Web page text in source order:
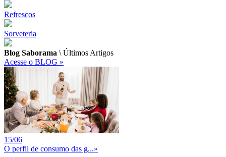
Refrescos
Sorveteria
Blog Saborama \ Últimos Artigos
Acesse o BLOG »
15/06
O perfil de consumo das g...»